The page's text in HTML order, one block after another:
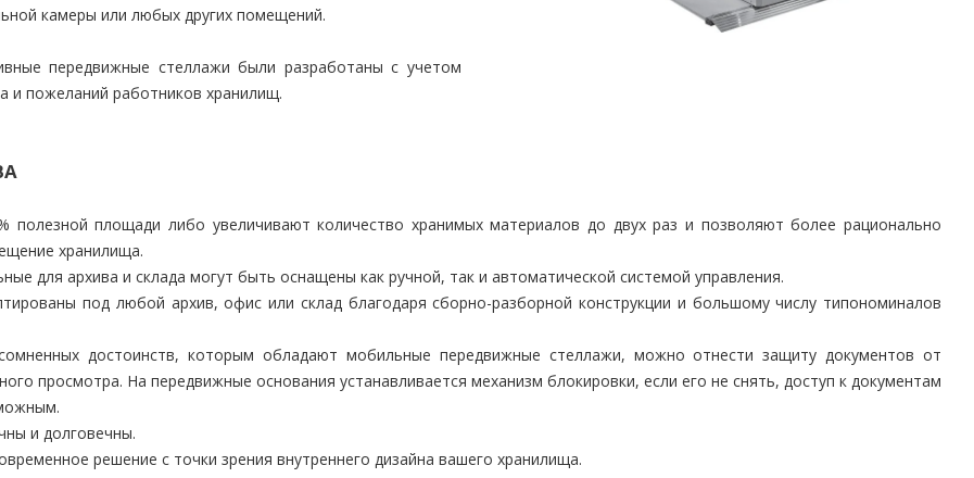
камеры или любых других помещений.
передвижные стеллажи были разработаны с учетом
и пожеланий работников хранилищ.
полезной площади либо увеличивают количество хранимых материалов до двух раз и позволяют более рационально
хранилища.
для архива и склада могут быть оснащены как ручной, так и автоматической системой управления.
под любой архив, офис или склад благодаря сборно-разборной конструкции и большому числу типономиналов
достоинств, которым обладают мобильные передвижные стеллажи, можно отнести защиту документов от
просмотра. На передвижные основания устанавливается механизм блокировки, если его не снять, доступ к документам
и долговечны.
решение с точки зрения внутреннего дизайна вашего хранилища.